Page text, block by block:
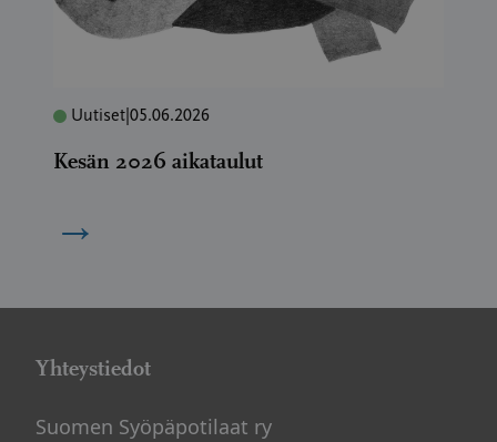
Uutiset 05.06.2026
Kesän 2026 aikataulut
→
Yhteystiedot
Suomen Syöpäpotilaat ry